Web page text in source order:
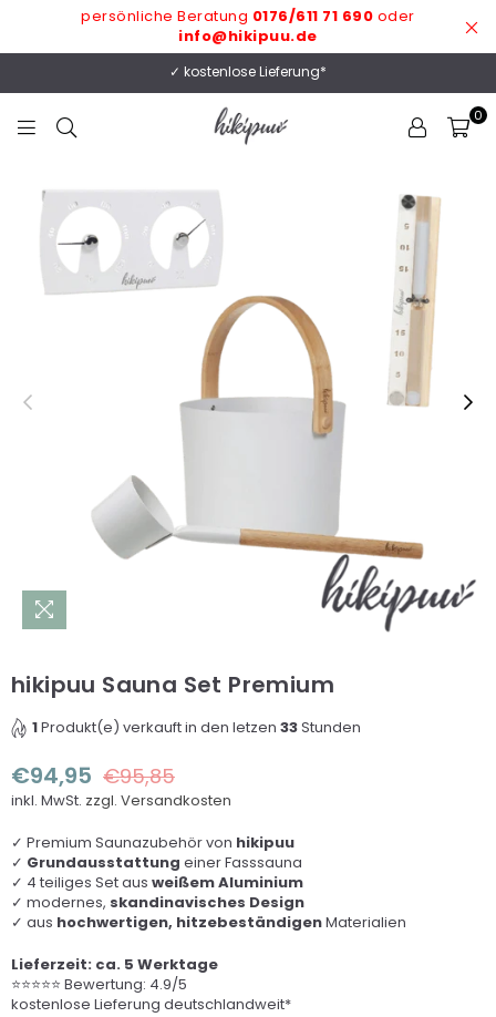
persönliche Beratung 0176/611 71 690 oder
info@hikipuu.de
✓ kostenlose Lieferung*
0
hikipuu Sauna Set Premium
1Produkt(e) verkauft in den letzen 33Stunden
Normaler
Preis
€94,95 €95,85
inkl. MwSt. zzgl. Versandkosten
✓ Premium Saunazubehör von hikipuu
✓ Grundausstattung einer Fasssauna
✓ 4 teiliges Set aus weißem Aluminium
✓ modernes, skandinavisches Design
✓ aus hochwertigen, hitzebeständigenMaterialien
Lieferzeit: ca. 5 Werktage
⭐⭐⭐⭐⭐ Bewertung: 4.9/5
kostenlose Lieferung deutschlandweit*